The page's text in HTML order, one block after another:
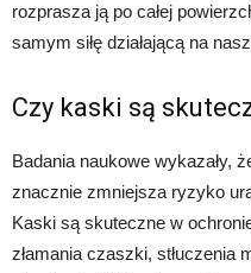
rozprasza ją po całej
samym siłę działającą na
Czy kaski są
Badania naukowe wykazały,
znacznie zmniejsza ryzyko
Kaski są skuteczne w
złamania czaszki, stłuczenia